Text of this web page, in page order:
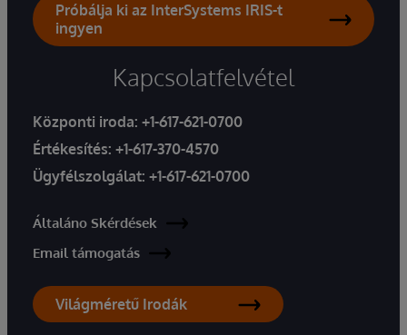
Próbálja ki az InterSystems IRIS-t
ingyen
Kapcsolatfelvétel
Központi iroda: +1-617-621-0700
Értékesítés: +1-617-370-4570
Ügyfélszolgálat: +1-617-621-0700
Általáno Skérdések
Email támogatás
Világméretű Irodák